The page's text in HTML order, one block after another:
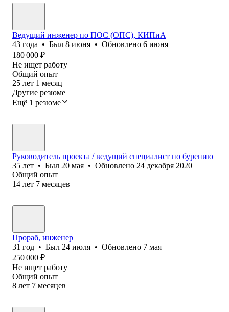
Ведущий инженер по ПОС (ОПС), КИПиА
43 года • Был 8 июня • Обновлено 6 июня
180 000 ₽
Не ищет работу
Общий опыт
25 лет 1 месяц
Другие резюме
Ещё 1 резюме
Руководитель проекта / ведущий специалист по бурению
35 лет • Был 20 мая • Обновлено 24 декабря 2020
Общий опыт
14 лет 7 месяцев
Прораб, инженер
31 год • Был 24 июля • Обновлено 7 мая
250 000 ₽
Не ищет работу
Общий опыт
8 лет 7 месяцев